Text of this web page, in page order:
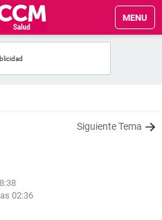
MENU
Siguiente Tema
02:36